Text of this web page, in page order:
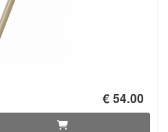
€ 54.00